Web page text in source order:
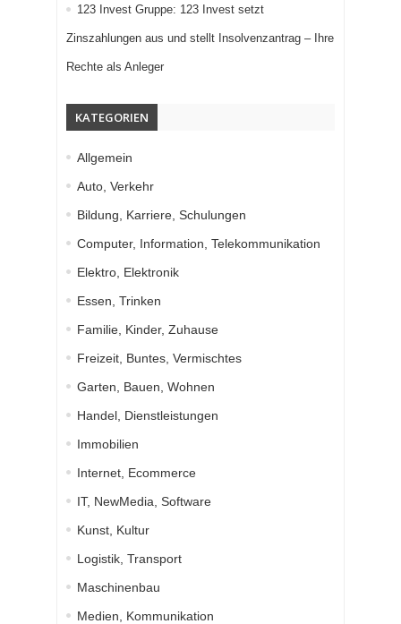
123 Invest Gruppe: 123 Invest setzt
Zinszahlungen aus und stellt Insolvenzantrag – Ihre
Rechte als Anleger
KATEGORIEN
Allgemein
Auto, Verkehr
Bildung, Karriere, Schulungen
Computer, Information, Telekommunikation
Elektro, Elektronik
Essen, Trinken
Familie, Kinder, Zuhause
Freizeit, Buntes, Vermischtes
Garten, Bauen, Wohnen
Handel, Dienstleistungen
Immobilien
Internet, Ecommerce
IT, NewMedia, Software
Kunst, Kultur
Logistik, Transport
Maschinenbau
Medien, Kommunikation